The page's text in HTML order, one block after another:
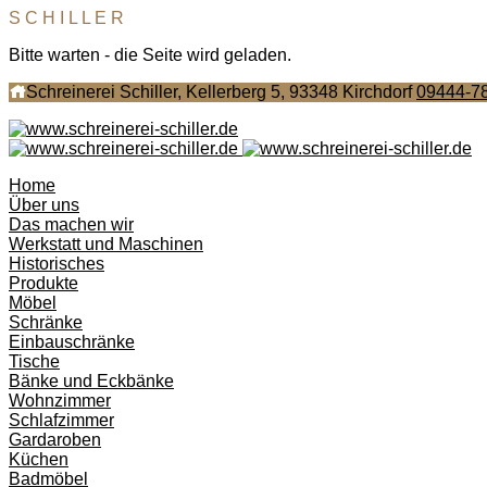
S C H L L E R
Bitte warten - die Seite wird geladen.
Schreinerei Schiller, Kellerberg 5, 93348 Kirchdorf 09444-
Home
Über uns
Das machen wir
Werkstatt und Maschinen
Historisches
Produkte
Möbel
Schränke
Einbauschränke
Tische
Bänke und Eckbänke
Wohnzimmer
Schlafzimmer
Gardaroben
Küchen
Badmöbel